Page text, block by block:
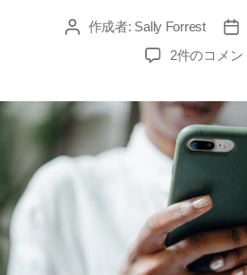
作成者: Sally Forrest
2件のコメン